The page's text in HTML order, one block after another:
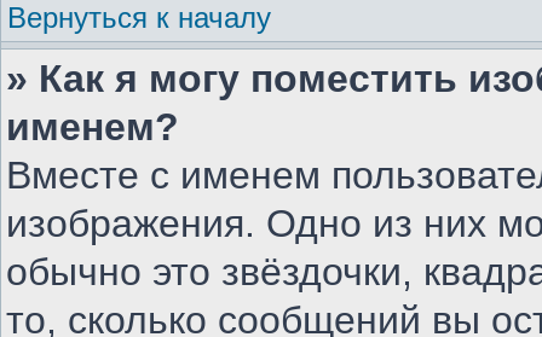
Вернуться к началу
» Как я могу поместить
именем?
Вместе с именем
изображения. Одно из них
обычно это звёздочки,
то, сколько сообщений вы